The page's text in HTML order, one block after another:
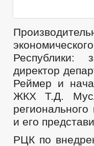
Республики:
директор
Реймер и
ЖКХ Т.Д.
и его
РЦК по